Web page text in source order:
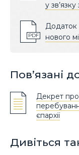
у
PDF
Додаток
нового
Пов’язані
Декрет
єпархії
Дивіться